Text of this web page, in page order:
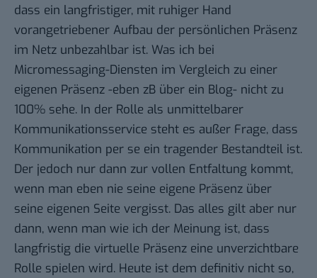
dass ein langfristiger, mit ruhiger Hand
vorangetriebener Aufbau der persönlichen Präsenz
im Netz unbezahlbar ist. Was ich bei
Micromessaging-Diensten im Vergleich zu einer
eigenen Präsenz -eben zB über ein Blog- nicht zu
100% sehe. In der Rolle als unmittelbarer
Kommunikationsservice steht es außer Frage, dass
Kommunikation per se ein tragender Bestandteil ist.
Der jedoch nur dann zur vollen Entfaltung kommt,
wenn man eben nie seine eigene Präsenz über
seine eigenen Seite vergisst. Das alles gilt aber nur
dann, wenn man wie ich der Meinung ist, dass
langfristig die virtuelle Präsenz eine unverzichtbare
Rolle spielen wird. Heute ist dem definitiv nicht so,